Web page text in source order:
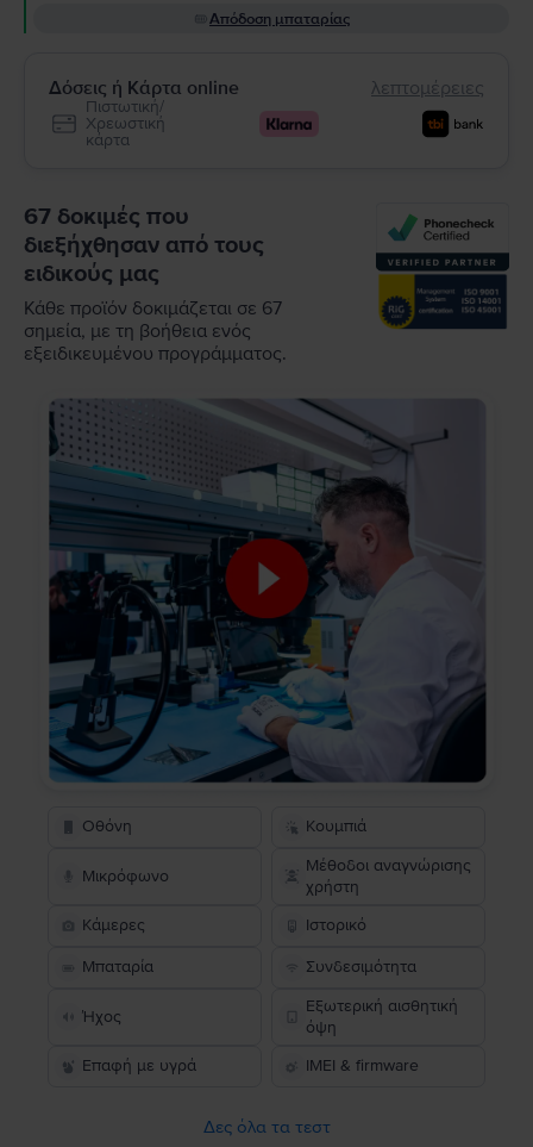
Απόδοση μπαταρίας
Δόσεις ή Κάρτα online λεπτομέρειες
Πιστωτική/
Χρεωστική
κάρτα
67 δοκιμές που
διεξήχθησαν από τους
ειδικούς μας
Κάθε προϊόν δοκιμάζεται σε 67
σημεία, με τη βοήθεια ενός
εξειδικευμένου προγράμματος.
Οθόνη Κουμπιά
Μικρόφωνο
Μέθοδοι αναγνώρισης
χρήστη
Κάμερες
Ιστορικό
Μπαταρία Συνδεσιμότητα
Ήχος
Εξωτερική αισθητική
όψη
Επαφή με υγρά
IMEI & firmware
Δες όλα τα τεστ